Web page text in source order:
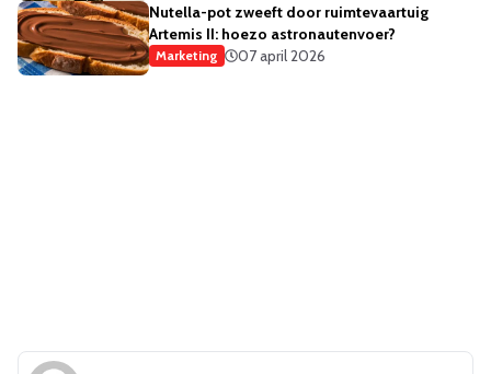
Nutella-pot zweeft door ruimtevaartuig
Artemis II: hoezo astronautenvoer?
Marketing 07 april 2026